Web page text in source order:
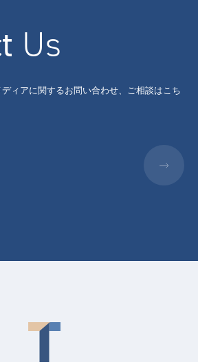
Us
ィアに関するお問い合わせ、ご相談はこち